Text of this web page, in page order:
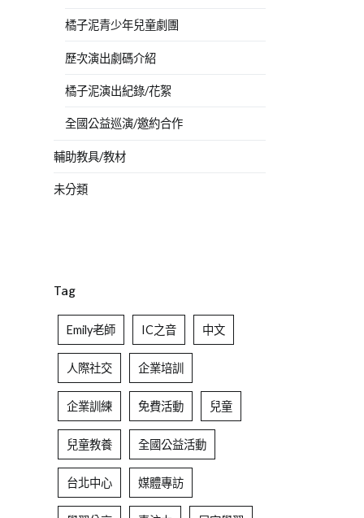
橘子泥青少年兒童劇團
歷次演出劇碼介紹
橘子泥演出紀錄/花絮
全國公益巡演/邀約合作
輔助教具/教材
未分類
Tag
Emily老師 IC之音 中文
人際社交 企業培訓
企業訓練 免費活動 兒童
兒童教養 全國公益活動
台北中心 媒體專訪